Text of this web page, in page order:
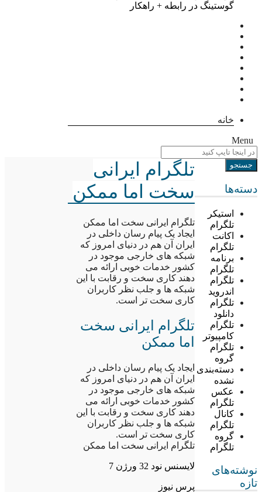
گوستینگ در رابطه + راهکار
خانه
Menu
دسته‌ها
استیکر
تلگرام
اکانت
تلگرام
برنامه
تلگرام
تلگرام
اندروید
تلگرام
دانلود
تلگرام
کامپیوتر
تلگرام
گروه
دسته‌بندی
نشده
عکس
تلگرام
کانال
تلگرام
گروه
تلگرام
نوشته‌های
تازه
تلگرام ایرانی
سخت اما ممکن
تلگرام ایرانی سخت اما ممکن
ایجاد یک پیام رسان داخلی در
ایران آن هم در دنیای امروز که
شبکه های خارجی موجود در
کشور خدمات خوبی ارائه می
دهند کاری سخت و رقابت با این
شبکه ها و جلب نظر کاربران
کاری سخت تر است.
تلگرام ایرانی سخت
اما ممکن
ایجاد یک پیام رسان داخلی در
ایران آن هم در دنیای امروز که
شبکه های خارجی موجود در
کشور خدمات خوبی ارائه می
دهند کاری سخت و رقابت با این
شبکه ها و جلب نظر کاربران
کاری سخت تر است.
تلگرام ایرانی سخت اما ممکن
لایسنس نود 32 ورژن 7
پرس نیوز